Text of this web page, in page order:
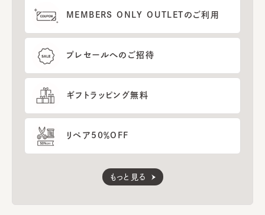
MEMBERS ONLY OUTLETのご利用
プレセールへのご招待
ギフトラッピング無料
リペア50％OFF
もっと見る